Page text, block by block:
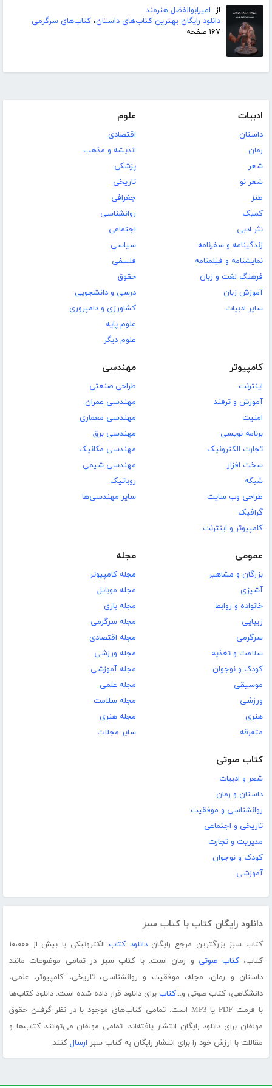
از: امیرابوالفضل هنرمند
دانلود رایگان بهترین کتاب‌های داستان، کتاب‌های سرگرمی
۱۶۷ صفحه
ادبیات
داستان
رمان
شعر
شعر نو
طنز
کمیک
نثر ادبی
زندگینامه و سفرنامه
نمایشنامه و فیلمنامه
فرهنگ لغت و زبان
آموزش زبان
سایر ادبیات
علوم
اقتصادی
اندیشه و مذهب
پزشکی
تاریخی
جغرافی
روانشناسی
اجتماعی
سیاسی
فلسفی
حقوق
درسی و دانشجویی
کشاورزی و دامپروری
علوم پایه
علوم دیگر
کامپیوتر
اینترنت
آموزش و ترفند
امنیت
برنامه نویسی
تجارت الکترونیک
سخت افزار
شبکه
طراحی وب سایت
گرافیک
کامپیوتر و اینترنت
مهندسی
طراحی صنعتی
مهندسی عمران
مهندسی معماری
مهندسی برق
مهندسی مکانیک
مهندسی شیمی
روباتیک
سایر مهندسی‌ها
عمومی
بزرگان و مشاهیر
آشپزی
خانواده و روابط
زیبایی
سرگرمی
سلامت و تغذیه
کودک و نوجوان
موسیقی
ورزشی
هنری
متفرقه
مجله
مجله کامپیوتر
مجله موبایل
مجله بازی
مجله سرگرمی
مجله اقتصادی
مجله ورزشی
مجله آموزشی
مجله علمی
مجله سلامت
مجله هنری
سایر مجلات
کتاب صوتی
شعر و ادبیات
داستان و رمان
روانشناسی و موفقیت
تاریخی و اجتماعی
مدیریت و تجارت
کودک و نوجوان
آموزشی
دانلود رایگان کتاب با کتاب سبز
کتاب سبز بزرگترین مرجع رایگاندانلود کتاب
الکترونیکی با بیش از ۱۰،۰۰۰
کتاب،کتاب صوتی و رمان است. با کتاب سبز در تمامی موضوعات مانند
داستان و رمان، مجله، موفقیت و روانشناسی، تاریخی، کامپیوتر، علمی،
دانشگاهی، کتاب صوتی و...کتاب برای دانلود قرار داده شده است. دانلود کتاب‌ها
با فرمت PDF یا MP3 است. تمامی کتاب‌های موجود با در نظر گرفتن حقوق
مولفان برای دانلود رایگان انتشار یافته‌اند. تمامی مولفان می‌توانند کتاب‌ها و
مقالات با ارزش خود را برای انتشار رایگان به کتاب سبز ارسال کنند.